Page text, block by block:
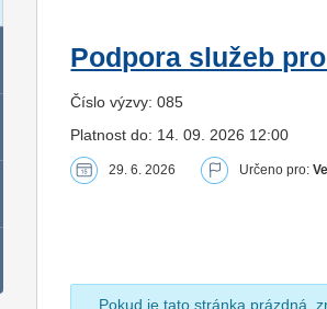
Podpora služeb
Číslo výzvy: 085
Platnost do: 14. 09. 2026 12:00
29. 6. 2026 Určeno pro:
Pokud je tato stránka prázdná,